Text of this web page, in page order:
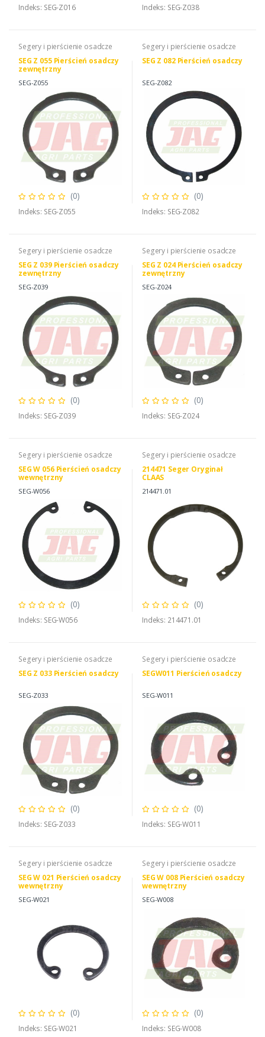
Indeks: SEG-Z016 Indeks: SEG-Z038
Segery i pierścienie osadcze
SEG Z 055 Pierścień osadczy
zewnętrzny
SEG-Z055
(0)
Indeks: SEG-Z055
Segery i pierścienie osadcze
SEG Z 082 Pierścień osadczy
SEG-Z082
(0)
Indeks: SEG-Z082
Segery i pierścienie osadcze
SEG Z 039 Pierścień osadczy
zewnętrzny
SEG-Z039
(0)
Indeks: SEG-Z039
Segery i pierścienie osadcze
SEG Z 024 Pierścień osadczy
zewnętrzny
SEG-Z024
(0)
Indeks: SEG-Z024
Segery i pierścienie osadcze
SEG W 056 Pierścień osadczy
wewnętrzny
SEG-W056
(0)
Indeks: SEG-W056
Segery i pierścienie osadcze
214471 Seger Oryginał
CLAAS
214471.01
(0)
Indeks: 214471.01
Segery i pierścienie osadcze
SEG Z 033 Pierścień osadczy
SEG-Z033
(0)
Indeks: SEG-Z033
Segery i pierścienie osadcze
SEGW011 Pierścień osadczy
SEG-W011
(0)
Indeks: SEG-W011
Segery i pierścienie osadcze
SEG W 021 Pierścień osadczy
wewnętrzny
SEG-W021
(0)
Indeks: SEG-W021
Segery i pierścienie osadcze
SEG W 008 Pierścień osadczy
wewnętrzny
SEG-W008
(0)
Indeks: SEG-W008